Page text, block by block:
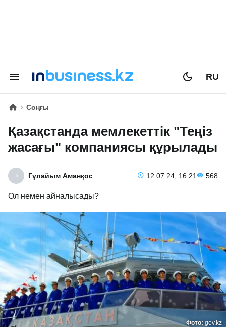
RU
Соңғы
Қазақстанда мемлекеттік "Теңіз
жасағы" компаниясы құрылады
Гүлайым Аманқос 12.07.24, 16:21 568
Ол немен айналысады?
Фото: gov.kz